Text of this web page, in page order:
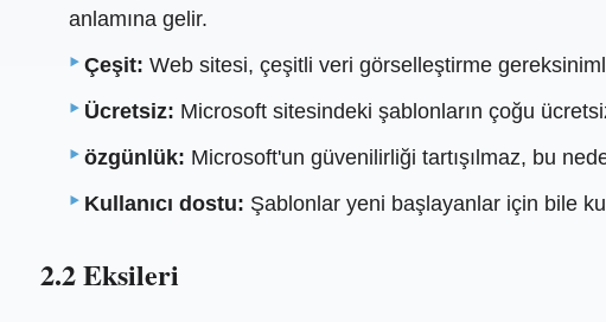
anlamına gelir.
Çeşit: Web sitesi, çeşitli veri görselleştirme
Ücretsiz: Microsoft sitesindeki şablonların çoğu
özgünlük: Microsoft'un güvenilirliği tartışılmaz, bu
Kullanıcı dostu: Şablonlar yeni başlayanlar için bile
2.2 Eksileri